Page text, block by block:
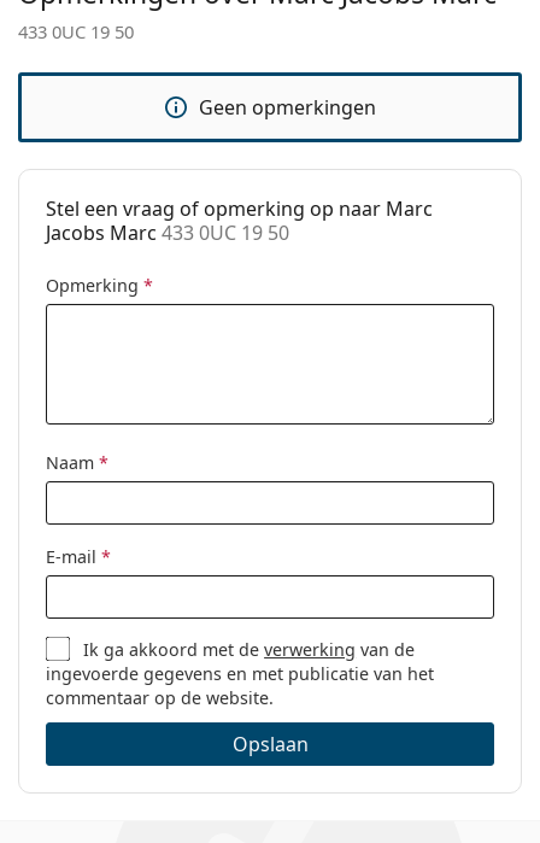
pads:
Clip-on:
No
Reinigingsdoekje: Ja
Overig
Geslacht:
433 0UC 19 50
Geen opmerkingen
Stel een vraag of opmerking op naar Marc
Jacobs Marc 433 0UC 19 50
Opmerking *
Naam *
E-mail *
Ik ga akkoord met deverwerking van de
ingevoerde gegevens en met publicatie van het
commentaar op de website.
Opslaan